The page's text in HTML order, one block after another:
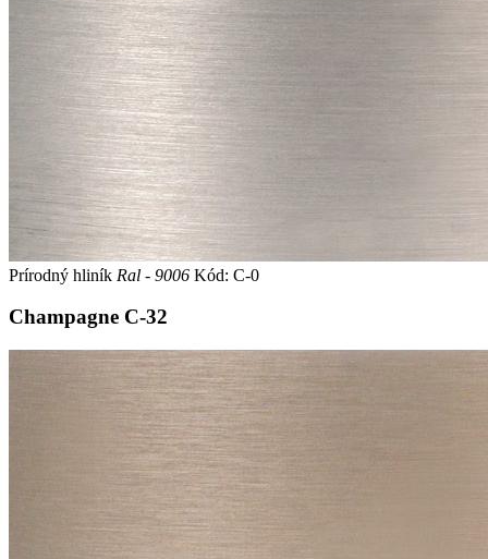
Prírodný hliník Ral - 9006 Kód: C-0
Champagne C-32